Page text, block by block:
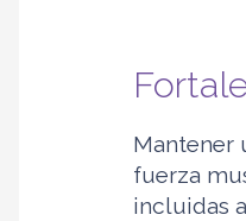
Mantener
fuerza
incluidas